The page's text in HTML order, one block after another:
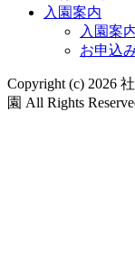
入園案内
入園案
お申込
Copyright (c) 2026
園 All Rights